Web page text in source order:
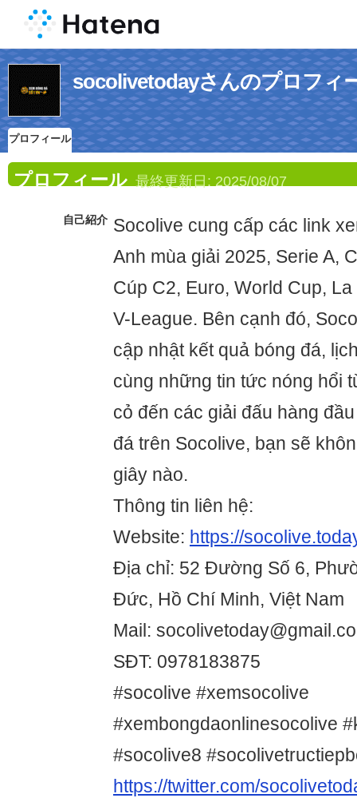
socolivetodayさんのプロフィ
プロフィール
プロフィール 最終更新日: 2025/08/07
自己紹介 Socolive cung cấp các link
Anh mùa giải 2025, Serie A,
Cúp C2, Euro, World Cup,
V-League. Bên cạnh đó,
cập nhật kết quả bóng đá,
cùng những tin tức nóng hổi
cỏ đến các giải đấu hàng
đá trên Socolive, bạn sẽ
giây nào.
Thông tin liên hệ:
Website: https://
Địa chỉ: 52 Đường Số 6,
Đức, Hồ Chí Minh, Việt Nam
Mail:
SĐT: 0978183875
#socolive #xemsocolive
#xembongdaonlinesocolive
#socolive8
https://twitter.com/